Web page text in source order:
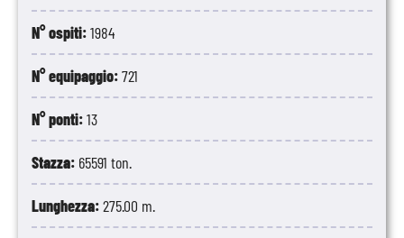
N° ospiti:1984
N° equipaggio:721
N° ponti:13
Stazza: 65591 ton.
Lunghezza:275.00 m.